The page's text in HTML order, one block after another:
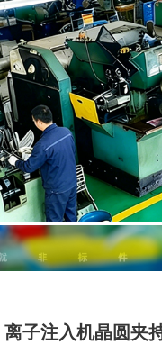
离子注入机晶圆夹